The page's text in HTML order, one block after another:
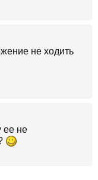
не ходить
ее не